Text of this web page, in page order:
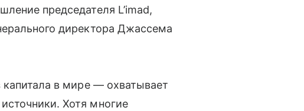
председателя L’imad,
директора Джассема
в мире — охватывает
Хотя многие